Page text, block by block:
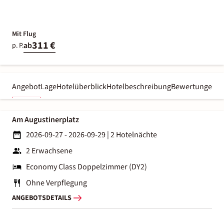
Mit Flug
p. P.ab311 €
AngebotLageHotelüberblickHotelbeschreibungBewertungen
Am Augustinerplatz
2026-09-27 - 2026-09-29|2 Hotelnächte
2 Erwachsene
Economy Class Doppelzimmer (DY2)
Ohne Verpflegung
ANGEBOTSDETAILS